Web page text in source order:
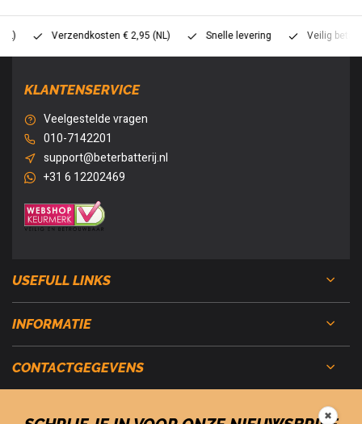
Verzendkosten € 2,95 (NL) Snelle levering Veilig betalen
KLANTENSERVICE
Veelgestelde vragen
010-7142201
support@beterbatterij.nl
+31 6 12202469
USEFULL LINKS
INFORMATIE
CONTACTGEGEVENS
✖